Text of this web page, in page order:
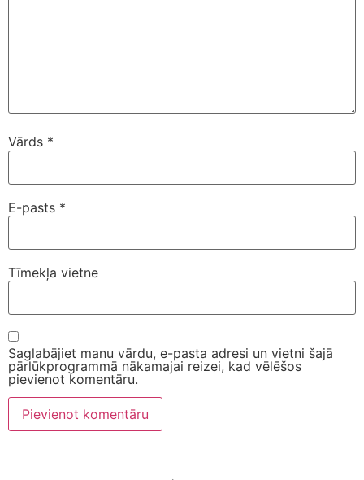
Vārds *
E-pasts *
Tīmekļa vietne
Saglabājiet manu vārdu, e-pasta adresi un vietni šajā
pārlūkprogrammā nākamajai reizei, kad vēlēšos
pievienot komentāru.